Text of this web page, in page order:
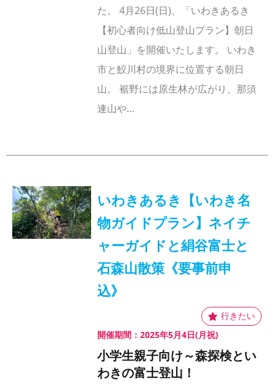
た。 4月26日(日)、「いわきあるき
【初心者向け低山登山プラン】朝日
山登山」を開催いたします。 いわき
市と鮫川村の境界に位置する朝日
山。 裾野には原生林が広がり、那須
連山や…
いわきあるき【いわき名
物ガイドプラン】ネイチ
ャーガイドと絹谷富士と
石森山散策《要事前申
込》
開催期間：2025年5月4日(月祝)
小学生親子向け～森探検とい
わきの富士登山！